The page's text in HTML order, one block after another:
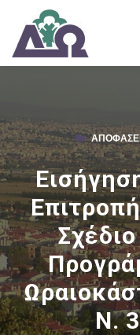
Ν.